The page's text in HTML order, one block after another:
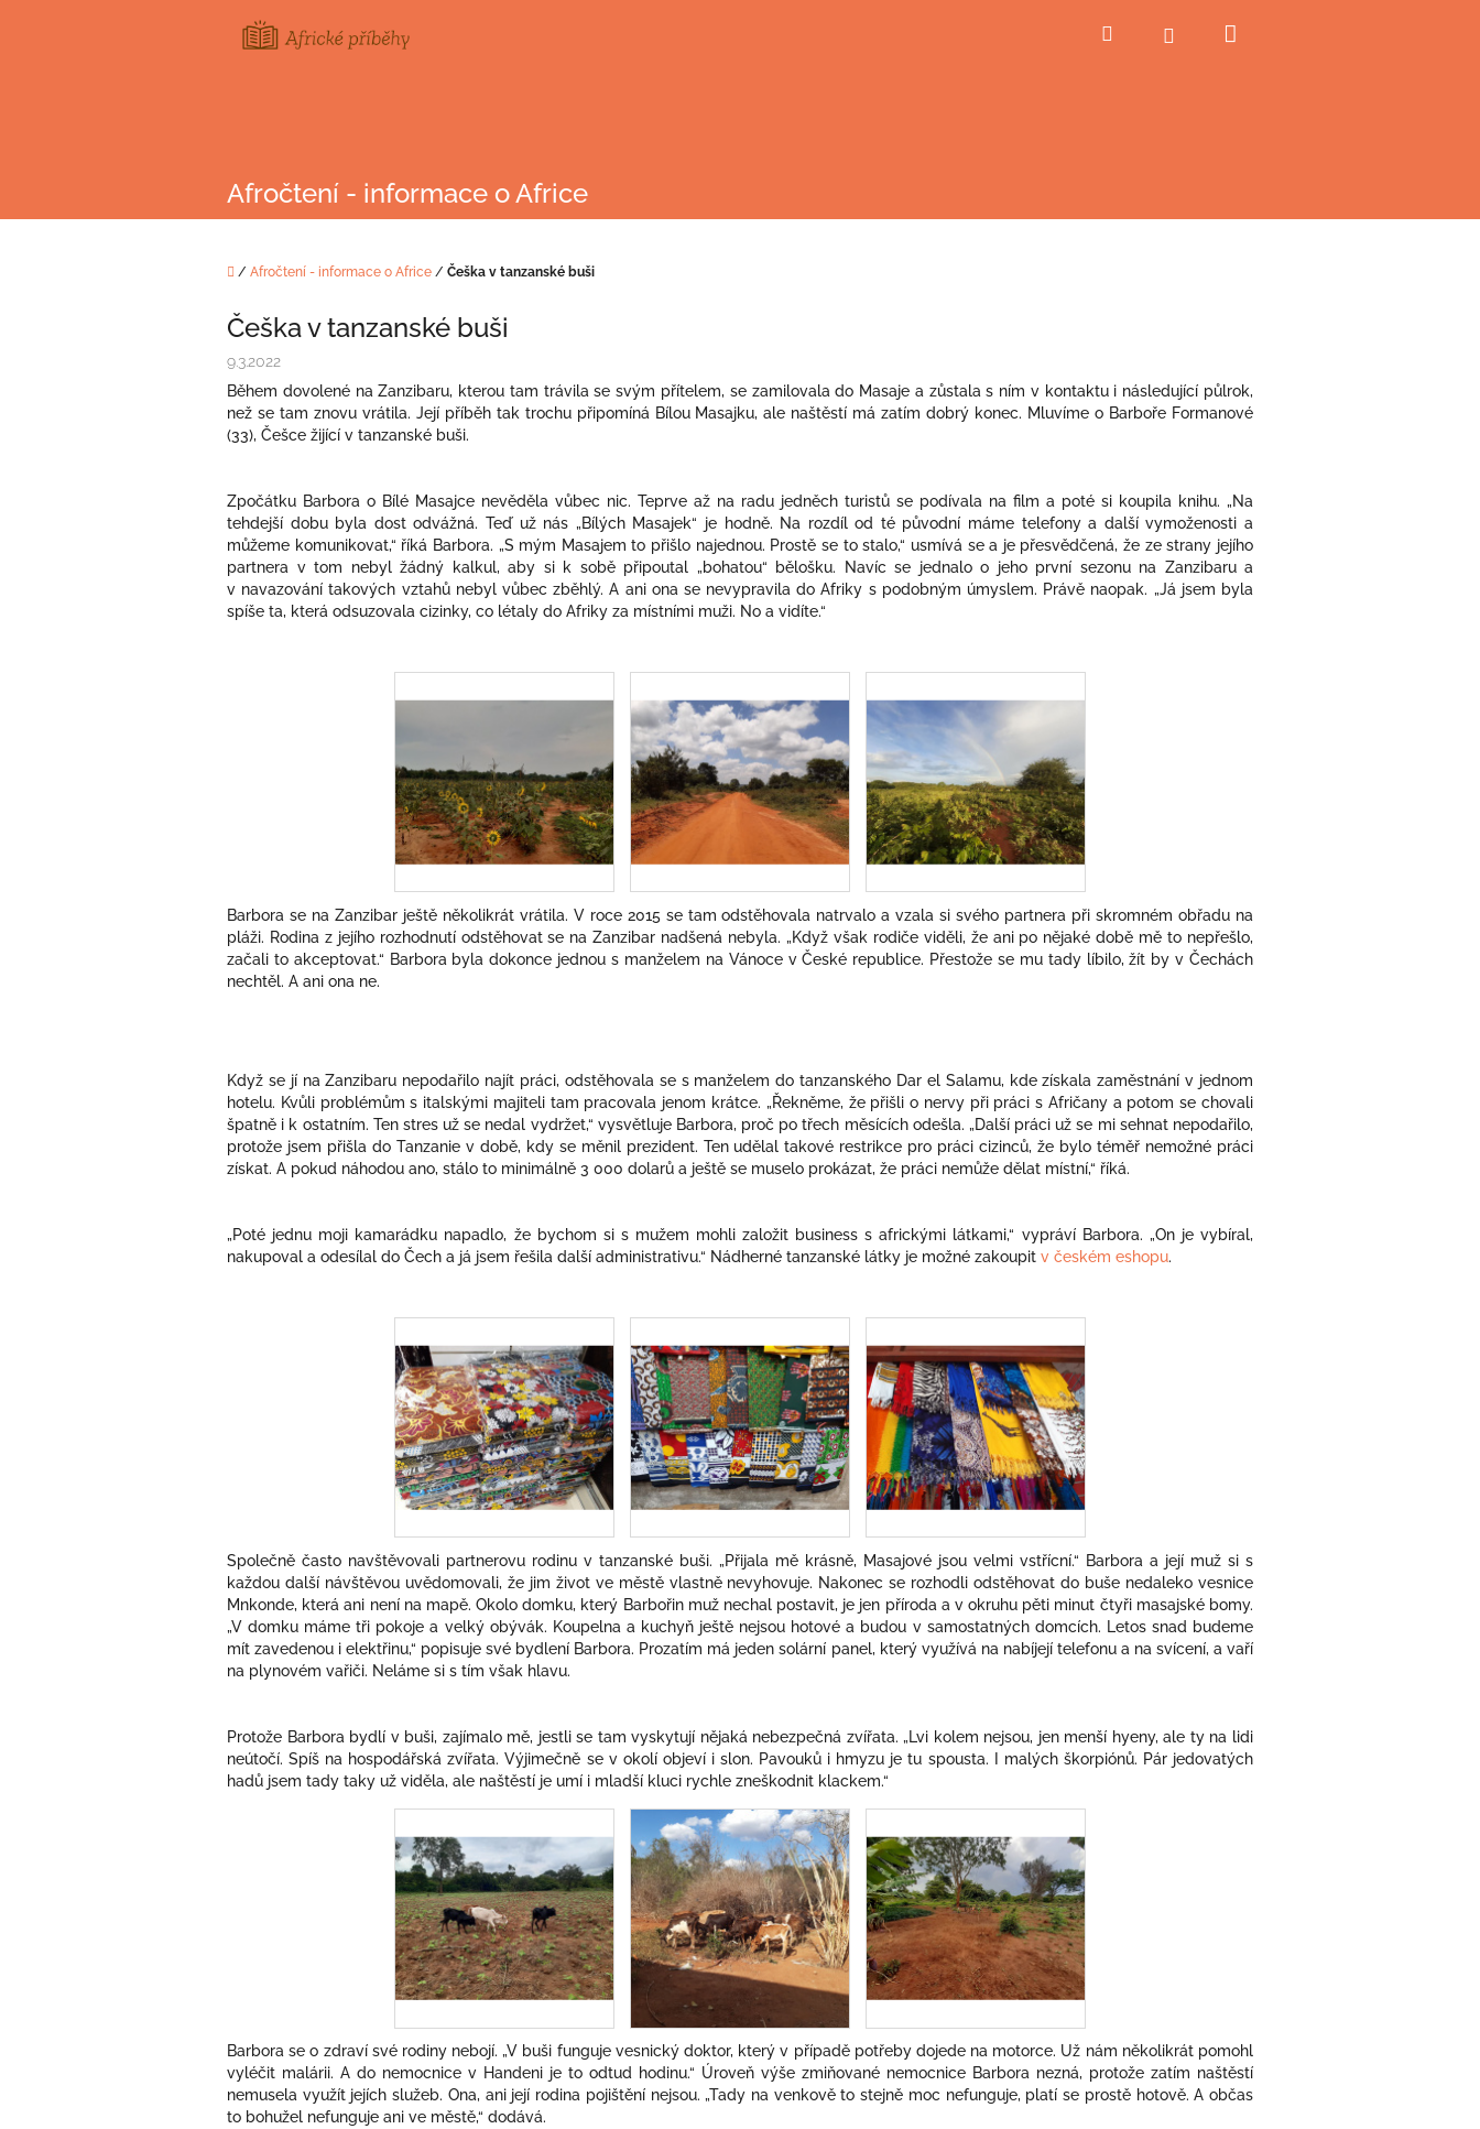
Hledat Přihlášení
Afročtení - informace o Africe
Domů
/ Afročtení - informace o Africe / Češka v tanzanské buši
Češka v tanzanské buši
9.3.2022
Během dovolené na Zanzibaru, kterou tam trávila se svým přítelem, se zamilovala do Masaje a zůstala s ním v kontaktu i následující půlrok,
než se tam znovu vrátila. Její příběh tak trochu připomíná Bílou Masajku, ale naštěstí má zatím dobrý konec. Mluvíme o Barboře Formanové
(33), Češce žijící v tanzanské buši.
Zpočátku Barbora o Bílé Masajce nevěděla vůbec nic. Teprve až na radu jedněch turistů se podívala na film a poté si koupila knihu. „Na
tehdejší dobu byla dost odvážná. Teď už nás „Bílých Masajek“ je hodně. Na rozdíl od té původní máme telefony a další vymoženosti a
můžeme komunikovat,“ říká Barbora. „S mým Masajem to přišlo najednou. Prostě se to stalo,“ usmívá se a je přesvědčená, že ze strany jejího
partnera v tom nebyl žádný kalkul, aby si k sobě připoutal „bohatou“ bělošku. Navíc se jednalo o jeho první sezonu na Zanzibaru a
v navazování takových vztahů nebyl vůbec zběhlý. A ani ona se nevypravila do Afriky s podobným úmyslem. Právě naopak. „Já jsem byla
spíše ta, která odsuzovala cizinky, co létaly do Afriky za místními muži. No a vidíte.“
Barbora se na Zanzibar ještě několikrát vrátila. V roce 2015 se tam odstěhovala natrvalo a vzala si svého partnera při skromném obřadu na
pláži. Rodina z jejího rozhodnutí odstěhovat se na Zanzibar nadšená nebyla. „Když však rodiče viděli, že ani po nějaké době mě to nepřešlo,
začali to akceptovat.“ Barbora byla dokonce jednou s manželem na Vánoce v České republice. Přestože se mu tady líbilo, žít by v Čechách
nechtěl. A ani ona ne.
Když se jí na Zanzibaru nepodařilo najít práci, odstěhovala se s manželem do tanzanského Dar el Salamu, kde získala zaměstnání v jednom
hotelu. Kvůli problémům s italskými majiteli tam pracovala jenom krátce. „Řekněme, že přišli o nervy při práci s Afričany a potom se chovali
špatně i k ostatním. Ten stres už se nedal vydržet,“ vysvětluje Barbora, proč po třech měsících odešla. „Další práci už se mi sehnat nepodařilo,
protože jsem přišla do Tanzanie v době, kdy se měnil prezident. Ten udělal takové restrikce pro práci cizinců, že bylo téměř nemožné práci
získat. A pokud náhodou ano, stálo to minimálně 3 000 dolarů a ještě se muselo prokázat, že práci nemůže dělat místní,“ říká.
„Poté jednu moji kamarádku napadlo, že bychom si s mužem mohli založit business s africkými látkami,“ vypráví Barbora. „On je vybíral,
nakupoval a odesílal do Čech a já jsem řešila další administrativu.“ Nádherné tanzanské látky je možné zakoupit v českém eshopu.
Společně často navštěvovali partnerovu rodinu v tanzanské buši. „Přijala mě krásně, Masajové jsou velmi vstřícní.“ Barbora a její muž si s
každou další návštěvou uvědomovali, že jim život ve městě vlastně nevyhovuje. Nakonec se rozhodli odstěhovat do buše nedaleko vesnice
Mnkonde, která ani není na mapě. Okolo domku, který Barbořin muž nechal postavit, je jen příroda a v okruhu pěti minut čtyři masajské bomy.
„V domku máme tři pokoje a velký obývák. Koupelna a kuchyň ještě nejsou hotové a budou v samostatných domcích. Letos snad budeme
mít zavedenou i elektřinu,“ popisuje své bydlení Barbora. Prozatím má jeden solární panel, který využívá na nabíjejí telefonu a na svícení, a vaří
na plynovém vařiči. Neláme si s tím však hlavu.
Protože Barbora bydlí v buši, zajímalo mě, jestli se tam vyskytují nějaká nebezpečná zvířata. „Lvi kolem nejsou, jen menší hyeny, ale ty na lidi
neútočí. Spíš na hospodářská zvířata. Výjimečně se v okolí objeví i slon. Pavouků i hmyzu je tu spousta. I malých škorpiónů. Pár jedovatých
hadů jsem tady taky už viděla, ale naštěstí je umí i mladší kluci rychle zneškodnit klackem.“
Barbora se o zdraví své rodiny nebojí. „V buši funguje vesnický doktor, který v případě potřeby dojede na motorce. Už nám několikrát pomohl
vyléčit malárii. A do nemocnice v Handeni je to odtud hodinu.“ Úroveň výše zmiňované nemocnice Barbora nezná, protože zatím naštěstí
nemusela využít jejích služeb. Ona, ani její rodina pojištění nejsou. „Tady na venkově to stejně moc nefunguje, platí se prostě hotově. A občas
to bohužel nefunguje ani ve městě,“ dodává.